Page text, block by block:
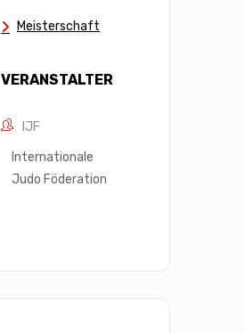
Meisterschaft
VERANSTALTER
IJF
Internationale
Judo Föderation